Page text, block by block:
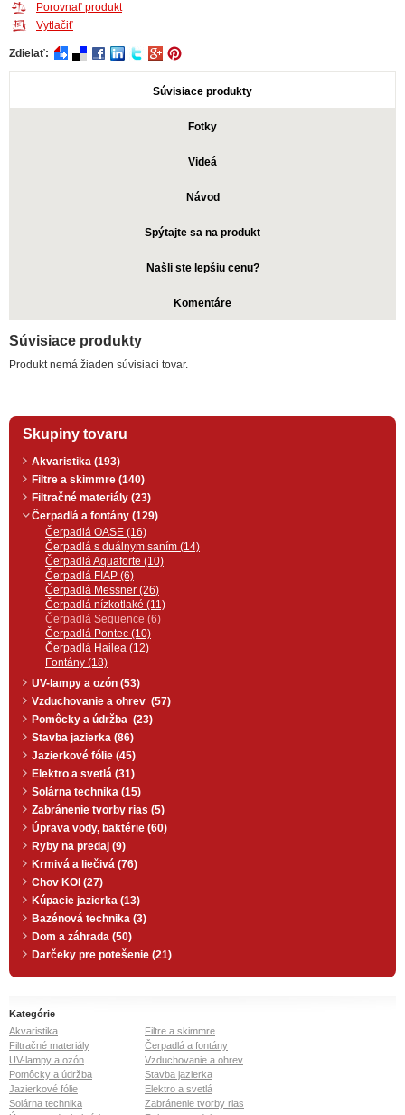
Porovnať produkt
Vytlačiť
Zdielať:
Súvisiace produkty
Fotky
Videá
Návod
Spýtajte sa na produkt
Našli ste lepšiu cenu?
Komentáre
Súvisiace produkty
Produkt nemá žiaden súvisiaci tovar.
Skupiny tovaru
Akvaristika (193)
Filtre a skimmre (140)
Filtračné materiály (23)
Čerpadlá a fontány (129)
Čerpadlá OASE (16)
Čerpadlá s duálnym saním (14)
Čerpadlá Aquaforte (10)
Čerpadlá FIAP (6)
Čerpadlá Messner (26)
Čerpadlá nízkotlaké (11)
Čerpadlá Sequence (6)
Čerpadlá Pontec (10)
Čerpadlá Hailea (12)
Fontány (18)
UV-lampy a ozón (53)
Vzduchovanie a ohrev (57)
Pomôcky a údržba (23)
Stavba jazierka (86)
Jazierkové fólie (45)
Elektro a svetlá (31)
Solárna technika (15)
Zabránenie tvorby rias (5)
Úprava vody, baktérie (60)
Ryby na predaj (9)
Krmivá a liečivá (76)
Chov KOI (27)
Kúpacie jazierka (13)
Bazénová technika (3)
Dom a záhrada (50)
Darčeky pre potešenie (21)
Kategórie
Akvaristika
Filtre a skimmre
Filtračné materiály
Čerpadlá a fontány
UV-lampy a ozón
Vzduchovanie a ohrev
Pomôcky a údržba
Stavba jazierka
Jazierkové fólie
Elektro a svetlá
Solárna technika
Zabránenie tvorby rias